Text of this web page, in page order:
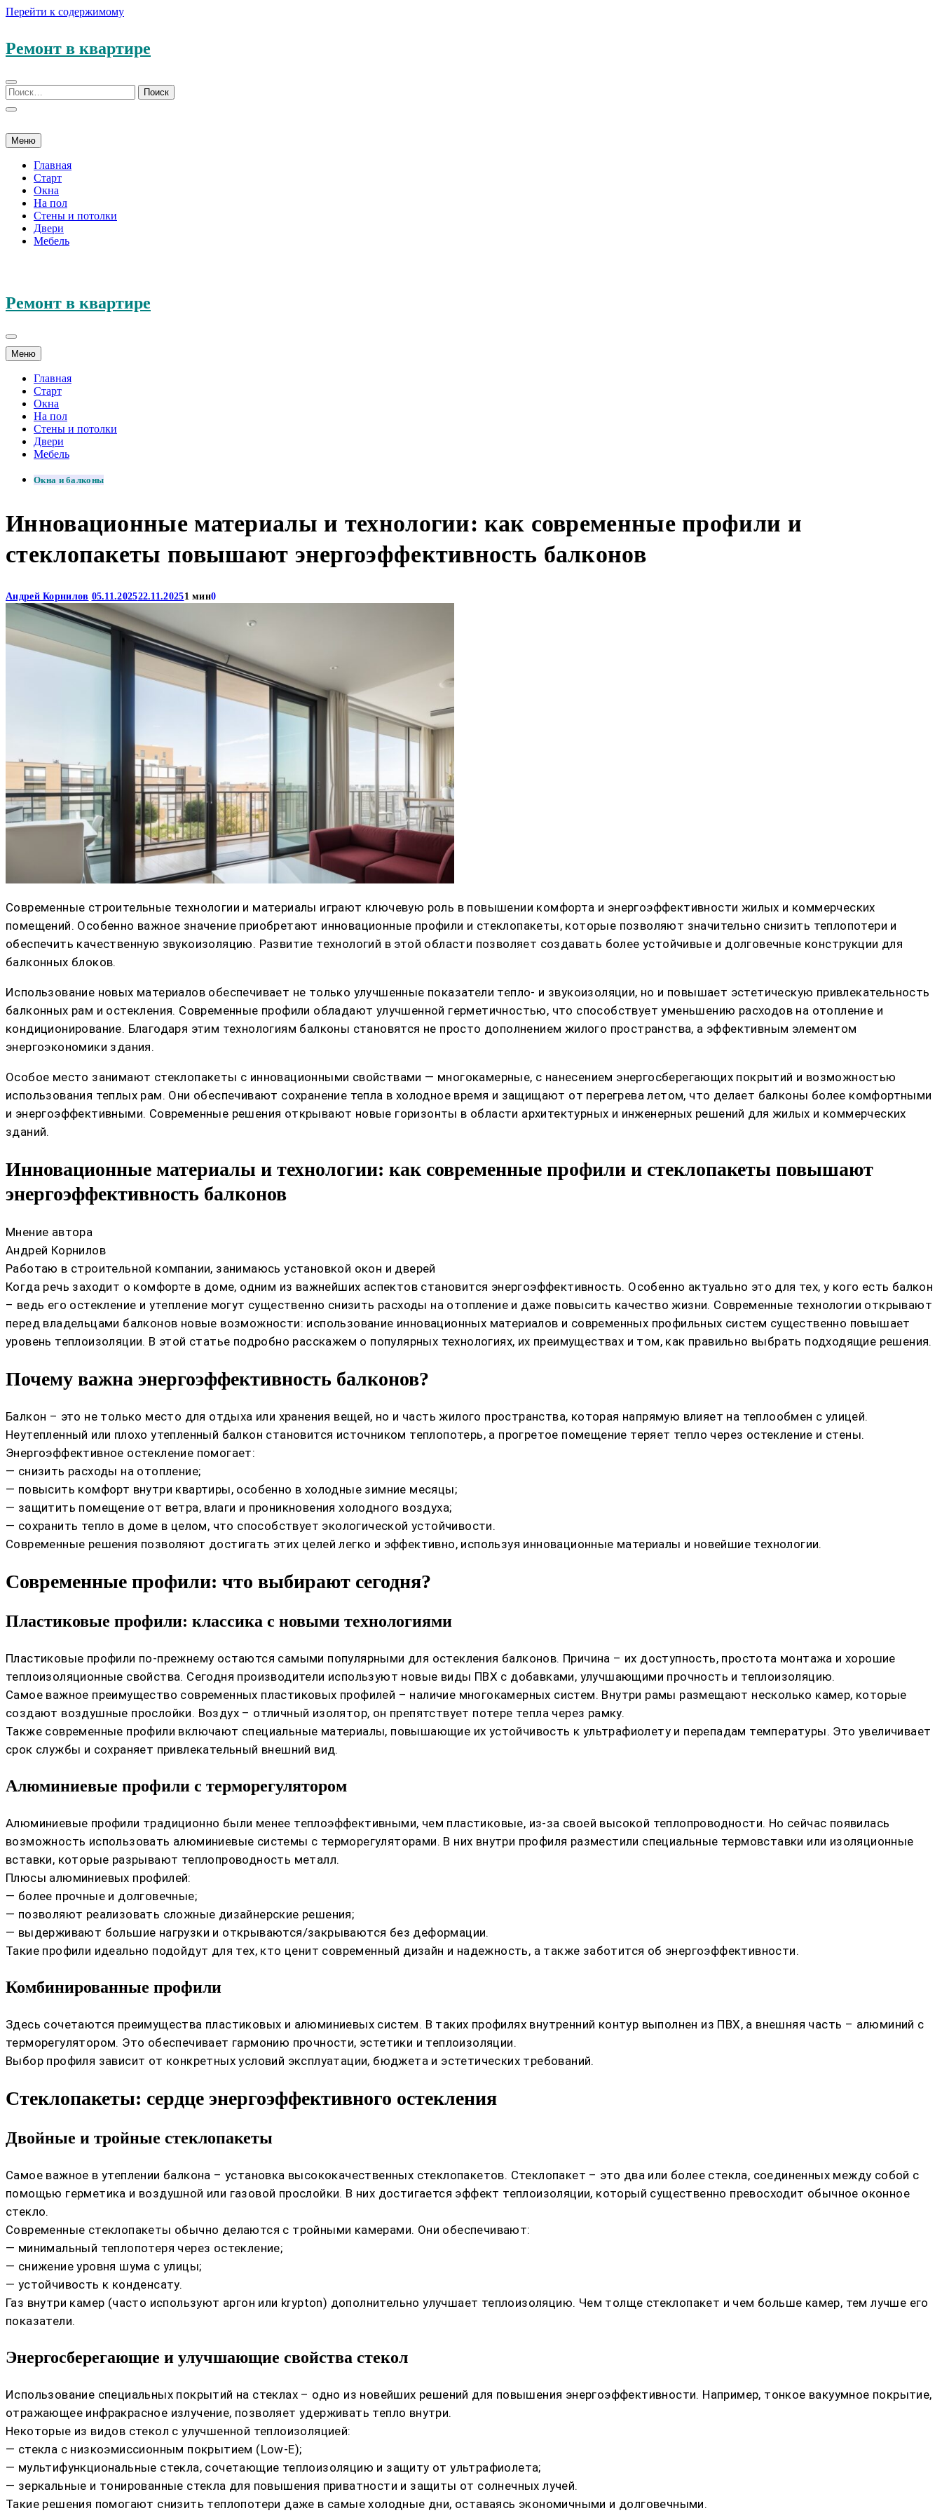
Перейти к содержимому
Ремонт в квартире
Меню
Главная
Старт
Окна
На пол
Стены и потолки
Двери
Мебель
Ремонт в квартире
Меню
Главная
Старт
Окна
На пол
Стены и потолки
Двери
Мебель
Окна и балконы
Инновационные материалы и технологии: как современные профили и
стеклопакеты повышают энергоэффективность балконов
Андрей Корнилов 05.11.202522.11.20251 мин0
Современные строительные технологии и материалы играют ключевую роль в повышении комфорта и энергоэффективности жилых и коммерческих
помещений. Особенно важное значение приобретают инновационные профили и стеклопакеты, которые позволяют значительно снизить теплопотери и
обеспечить качественную звукоизоляцию. Развитие технологий в этой области позволяет создавать более устойчивые и долговечные конструкции для
балконных блоков.
Использование новых материалов обеспечивает не только улучшенные показатели тепло- и звукоизоляции, но и повышает эстетическую привлекательность
балконных рам и остекления. Современные профили обладают улучшенной герметичностью, что способствует уменьшению расходов на отопление и
кондиционирование. Благодаря этим технологиям балконы становятся не просто дополнением жилого пространства, а эффективным элементом
энергоэкономики здания.
Особое место занимают стеклопакеты с инновационными свойствами — многокамерные, с нанесением энергосберегающих покрытий и возможностью
использования теплых рам. Они обеспечивают сохранение тепла в холодное время и защищают от перегрева летом, что делает балконы более комфортными
и энергоэффективными. Современные решения открывают новые горизонты в области архитектурных и инженерных решений для жилых и коммерческих
зданий.
Инновационные материалы и технологии: как современные профили и стеклопакеты повышают
энергоэффективность балконов
Мнение автора
Андрей Корнилов
Работаю в строительной компании, занимаюсь установкой окон и дверей
Когда речь заходит о комфорте в доме, одним из важнейших аспектов становится энергоэффективность. Особенно актуально это для тех, у кого есть балкон
– ведь его остекление и утепление могут существенно снизить расходы на отопление и даже повысить качество жизни. Современные технологии открывают
перед владельцами балконов новые возможности: использование инновационных материалов и современных профильных систем существенно повышает
уровень теплоизоляции. В этой статье подробно расскажем о популярных технологиях, их преимуществах и том, как правильно выбрать подходящие решения.
Почему важна энергоэффективность балконов?
Балкон – это не только место для отдыха или хранения вещей, но и часть жилого пространства, которая напрямую влияет на теплообмен с улицей.
Неутепленный или плохо утепленный балкон становится источником теплопотерь, а прогретое помещение теряет тепло через остекление и стены.
Энергоэффективное остекление помогает:
— снизить расходы на отопление;
— повысить комфорт внутри квартиры, особенно в холодные зимние месяцы;
— защитить помещение от ветра, влаги и проникновения холодного воздуха;
— сохранить тепло в доме в целом, что способствует экологической устойчивости.
Современные решения позволяют достигать этих целей легко и эффективно, используя инновационные материалы и новейшие технологии.
Современные профили: что выбирают сегодня?
Пластиковые профили: классика с новыми технологиями
Пластиковые профили по-прежнему остаются самыми популярными для остекления балконов. Причина – их доступность, простота монтажа и хорошие
теплоизоляционные свойства. Сегодня производители используют новые виды ПВХ с добавками, улучшающими прочность и теплоизоляцию.
Самое важное преимущество современных пластиковых профилей – наличие многокамерных систем. Внутри рамы размещают несколько камер, которые
создают воздушные прослойки. Воздух – отличный изолятор, он препятствует потере тепла через рамку.
Также современные профили включают специальные материалы, повышающие их устойчивость к ультрафиолету и перепадам температуры. Это увеличивает
срок службы и сохраняет привлекательный внешний вид.
Алюминиевые профили с терморегулятором
Алюминиевые профили традиционно были менее теплоэффективными, чем пластиковые, из-за своей высокой теплопроводности. Но сейчас появилась
возможность использовать алюминиевые системы с терморегуляторами. В них внутри профиля разместили специальные термовставки или изоляционные
вставки, которые разрывают теплопроводность металл.
Плюсы алюминиевых профилей:
— более прочные и долговечные;
— позволяют реализовать сложные дизайнерские решения;
— выдерживают большие нагрузки и открываются/закрываются без деформации.
Такие профили идеально подойдут для тех, кто ценит современный дизайн и надежность, а также заботится об энергоэффективности.
Комбинированные профили
Здесь сочетаются преимущества пластиковых и алюминиевых систем. В таких профилях внутренний контур выполнен из ПВХ, а внешняя часть – алюминий с
терморегулятором. Это обеспечивает гармонию прочности, эстетики и теплоизоляции.
Выбор профиля зависит от конкретных условий эксплуатации, бюджета и эстетических требований.
Стеклопакеты: сердце энергоэффективного остекления
Двойные и тройные стеклопакеты
Самое важное в утеплении балкона – установка высококачественных стеклопакетов. Стеклопакет – это два или более стекла, соединенных между собой с
помощью герметика и воздушной или газовой прослойки. В них достигается эффект теплоизоляции, который существенно превосходит обычное оконное
стекло.
Современные стеклопакеты обычно делаются с тройными камерами. Они обеспечивают:
— минимальный теплопотеря через остекление;
— снижение уровня шума с улицы;
— устойчивость к конденсату.
Газ внутри камер (часто используют аргон или krypton) дополнительно улучшает теплоизоляцию. Чем толще стеклопакет и чем больше камер, тем лучше его
показатели.
Энергосберегающие и улучшающие свойства стекол
Использование специальных покрытий на стеклах – одно из новейших решений для повышения энергоэффективности. Например, тонкое вакуумное покрытие,
отражающее инфракрасное излучение, позволяет удерживать тепло внутри.
Некоторые из видов стекол с улучшенной теплоизоляцией:
— стекла с низкоэмиссионным покрытием (Low-E);
— мультифункциональные стекла, сочетающие теплоизоляцию и защиту от ультрафиолета;
— зеркальные и тонированные стекла для повышения приватности и защиты от солнечных лучей.
Такие решения помогают снизить теплопотери даже в самые холодные дни, оставаясь экономичными и долговечными.